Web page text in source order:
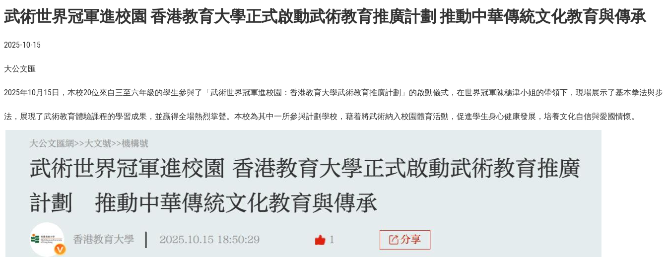
武術世界冠軍進校園 香港教育大學正式啟動武術教育推廣計劃 推動中華傳統文化教育與傳承
2025-10-15
大公文匯
2025年10月15日，本校20位來自三至六年級的學生參與了「武術世界冠軍進校園：香港教育大學武術教育推廣計劃」的啟動儀式，在世界冠軍陳穗津小姐的帶領下，現場展示了基本拳法與步
法，展現了武術教育體驗課程的學習成果，並贏得全場熱烈掌聲。本校為其中一所參與計劃學校，藉着將武術納入校園體育活動，促進學生身心健康發展，培養文化自信與愛國情懷。